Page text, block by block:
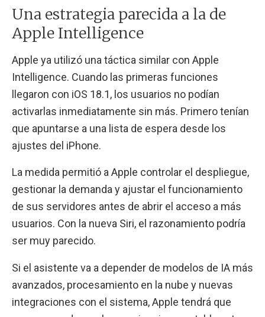
Una estrategia parecida a la de
Apple Intelligence
Apple ya utilizó una táctica similar con Apple
Intelligence. Cuando las primeras funciones
llegaron con iOS 18.1, los usuarios no podían
activarlas inmediatamente sin más. Primero tenían
que apuntarse a una lista de espera desde los
ajustes del iPhone.
La medida permitió a Apple controlar el despliegue,
gestionar la demanda y ajustar el funcionamiento
de sus servidores antes de abrir el acceso a más
usuarios. Con la nueva Siri, el razonamiento podría
ser muy parecido.
Si el asistente va a depender de modelos de IA más
avanzados, procesamiento en la nube y nuevas
integraciones con el sistema, Apple tendrá que